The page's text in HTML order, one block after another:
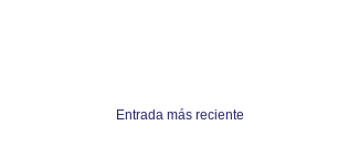
Entrada más reciente